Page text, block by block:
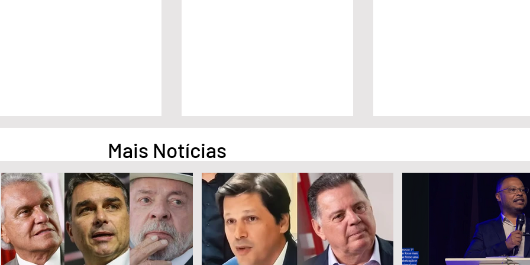
No G7, Lula cobra empenho
dos países ricos diante de
desigualdades
STF condena Eduardo
Bolsonaro a inelegibilidade e a
4 anos de prisão
Lula sanciona lei que garante
renovação automática da CNH
Mais Notícias